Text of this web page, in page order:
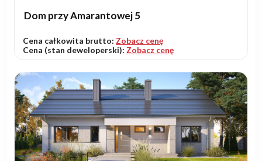
Dom przy Amarantowej 5
Cena całkowita brutto: Zobacz cenę
Cena (stan deweloperski): Zobacz cenę